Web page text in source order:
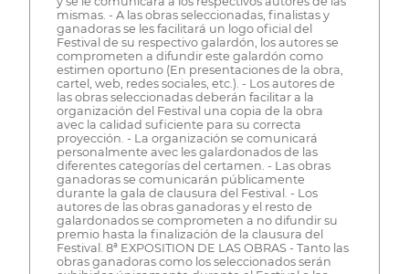
mismas. - A las obras seleccionadas, finalistas y
ganadoras se les facilitará un logo oficial del
Festival de su respectivo galardón, los autores se
comprometen a difundir este galardón como
estimen oportuno (En presentaciones de la obra,
cartel, web, redes sociales, etc.). - Los autores de
las obras seleccionadas deberán facilitar a la
organización del Festival una copia de la obra
avec la calidad suficiente para su correcta
proyección. - La organización se comunicará
personalmente avec les galardonados de las
diferentes categorías del certamen. - Las obras
ganadoras se comunicarán públicamente
durante la gala de clausura del Festival. - Los
autores de las obras ganadoras y el resto de
galardonados se comprometen a no difundir su
premio hasta la finalización de la clausura del
Festival. 8ª EXPOSITION DE LAS OBRAS - Tanto las
obras ganadoras como los seleccionados serán